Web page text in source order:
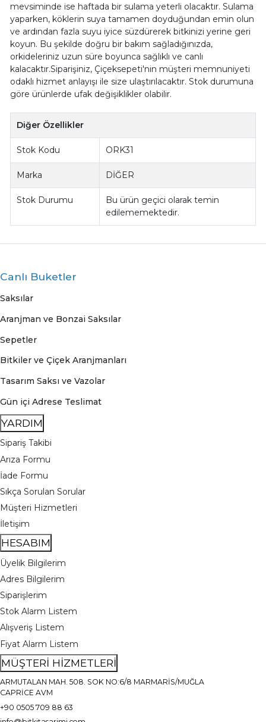
mevsiminde ise haftada bir sulama yeterli olacaktır. Sulama
yaparken, köklerin suya tamamen doyduğundan emin olun
ve ardından fazla suyu iyice süzdürerek bitkinizi yerine geri
koyun. Bu şekilde doğru bir bakım sağladığınızda,
orkideleriniz uzun süre boyunca sağlıklı ve canlı
kalacaktır.Siparişiniz, Çiçeksepeti'nin müşteri memnuniyeti
odaklı hizmet anlayışı ile size ulaştırılacaktır. Stok durumuna
göre ürünlerde ufak değişiklikler olabilir.
Diğer Özellikler
Stok Kodu ORK31
Marka DİĞER
Stok Durumu
Bu ürün geçici olarak temin
edilememektedir.
Canlı Buketler
Saksılar
Aranjman ve Bonzai Saksılar
Sepetler
Bitkiler ve Çiçek Aranjmanları
Tasarım Saksı ve Vazolar
Gün içi Adrese Teslimat
YARDIM
Sipariş Takibi
Arıza Formu
İade Formu
Sıkça Sorulan Sorular
Müşteri Hizmetleri
İletişim
HESABIM
Üyelik Bilgilerim
Adres Bilgilerim
Siparişlerim
Stok Alarm Listem
Alışveriş Listem
Fiyat Alarm Listem
MÜŞTERİ HİZMETLERİ
ARMUTALAN MAH. 508. SOK NO:6/8 MARMARİS/MUĞLA
CAPRİCE AVM
+90 0505 709 88 63